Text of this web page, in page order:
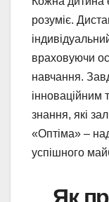
розуміє.
враховуючи
навчання.
інноваційним
знання, які
«Оптіма» –
успішного